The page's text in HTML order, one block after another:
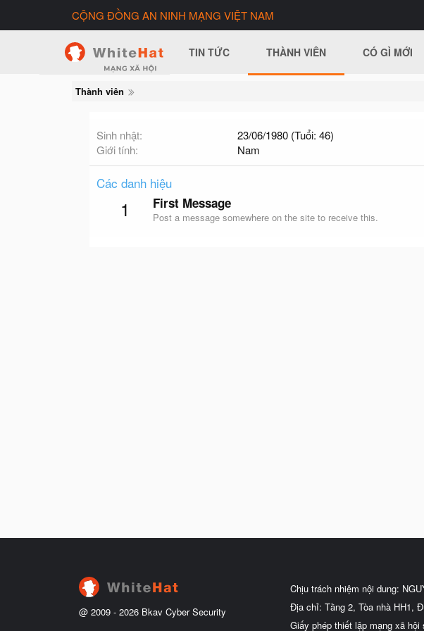
CỘNG ĐỒNG AN NINH MẠNG VIỆT NAM
TIN TỨC THÀNH VIÊN CÓ GÌ MỚI
Thành viên
Sinh nhật
23/06/1980 (Tuổi: 46)
Giới tính
Nam
Các danh hiệu
1 First Message
Post a message somewhere on the site to receive this.
@ 2009 - 2026 Bkav Cyber Security
Chịu trách nhiệm nội dung:
Địa chỉ: Tầng 2, Tòa nhà HH1,
Giấy phép thiết lập mạng xã